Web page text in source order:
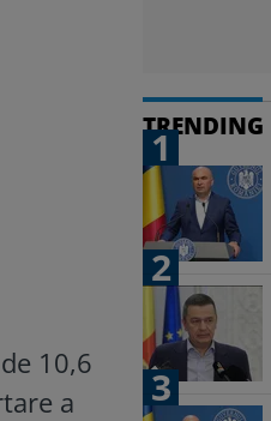
10,6
a
TRENDING
1
2
3